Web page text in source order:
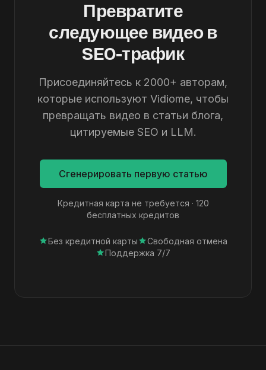
Превратите
следующее видео в
SEO-трафик
Присоединяйтесь к 2000+ авторам,
которые используют Vidiome, чтобы
превращать видео в статьи блога,
цитируемые SEO и LLM.
Сгенерировать первую статью
Кредитная карта не требуется · 120
бесплатных кредитов
Без кредитной карты
Свободная отмена
Поддержка 7/7